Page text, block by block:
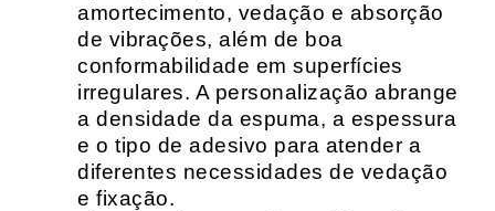
amortecimento, vedação e absorção
de vibrações, além de boa
conformabilidade em superfícies
irregulares. A personalização abrange
a densidade da espuma, a espessura
e o tipo de adesivo para atender a
diferentes necessidades de vedação
e fixação.